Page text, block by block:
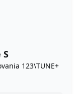
S
123\TUNE+